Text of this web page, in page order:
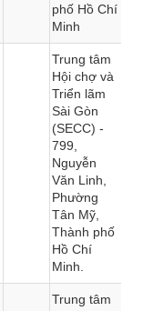
phố Hồ Chí
Minh
Trung tâm
Hội chợ và
Triển lãm
Sài Gòn
(SECC) -
799,
Nguyễn
Văn Linh,
Phường
Tân Mỹ,
Thành phố
Hồ Chí
Minh.
Trung tâm